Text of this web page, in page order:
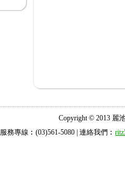
Copyright © 2013 麗
服務專線︰(03)561-5080 | 連絡我們︰